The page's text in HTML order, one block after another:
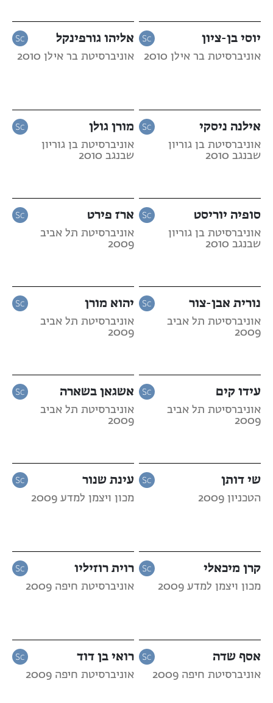
יוסי בן-ציון
אוניברסיטת בר אילן 2010
אליהו גורפינקל
אוניברסיטת בר אילן 2010
אילנה ניסקי
אוניברסיטת בן גוריון
שבנגב 2010
מורן גולן
אוניברסיטת בן גוריון
שבנגב 2010
סופיה יוריסט
אוניברסיטת בן גוריון
שבנגב 2010
ארז פירט
אוניברסיטת תל אביב
2009
נורית אבן-צור
אוניברסיטת תל אביב
2009
יהוא מורן
אוניברסיטת תל אביב
2009
עידו קים
אוניברסיטת תל אביב
2009
אשגאן בשארה
אוניברסיטת תל אביב
2009
שי דותן
הטכניון 2009
עינת שנור
מכון ויצמן למדע 2009
קרן מיכאלי
מכון ויצמן למדע 2009
רוית רוזיליו
אוניברסיטת חיפה 2009
אסף שדה
אוניברסיטת חיפה 2009
רואי בן דוד
אוניברסיטת חיפה 2009